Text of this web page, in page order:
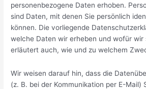
personenbezogene Daten erhoben.
sind Daten, mit denen Sie persönlich
können. Die vorliegende
welche Daten wir erheben und wofür wir
erläutert auch, wie und zu welchem
Wir weisen darauf hin, dass die
(z. B. bei der Kommunikation per E-Mail)